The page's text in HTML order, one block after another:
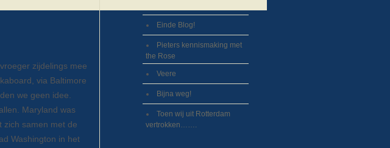
zijdelings mee
via Baltimore
we geen idee.
Maryland was
zich samen met de
Washington in het
Einde Blog!
Pieters kennismaking met
the Rose
Veere
Bijna weg!
Toen wij uit Rotterdam
vertrokken…….